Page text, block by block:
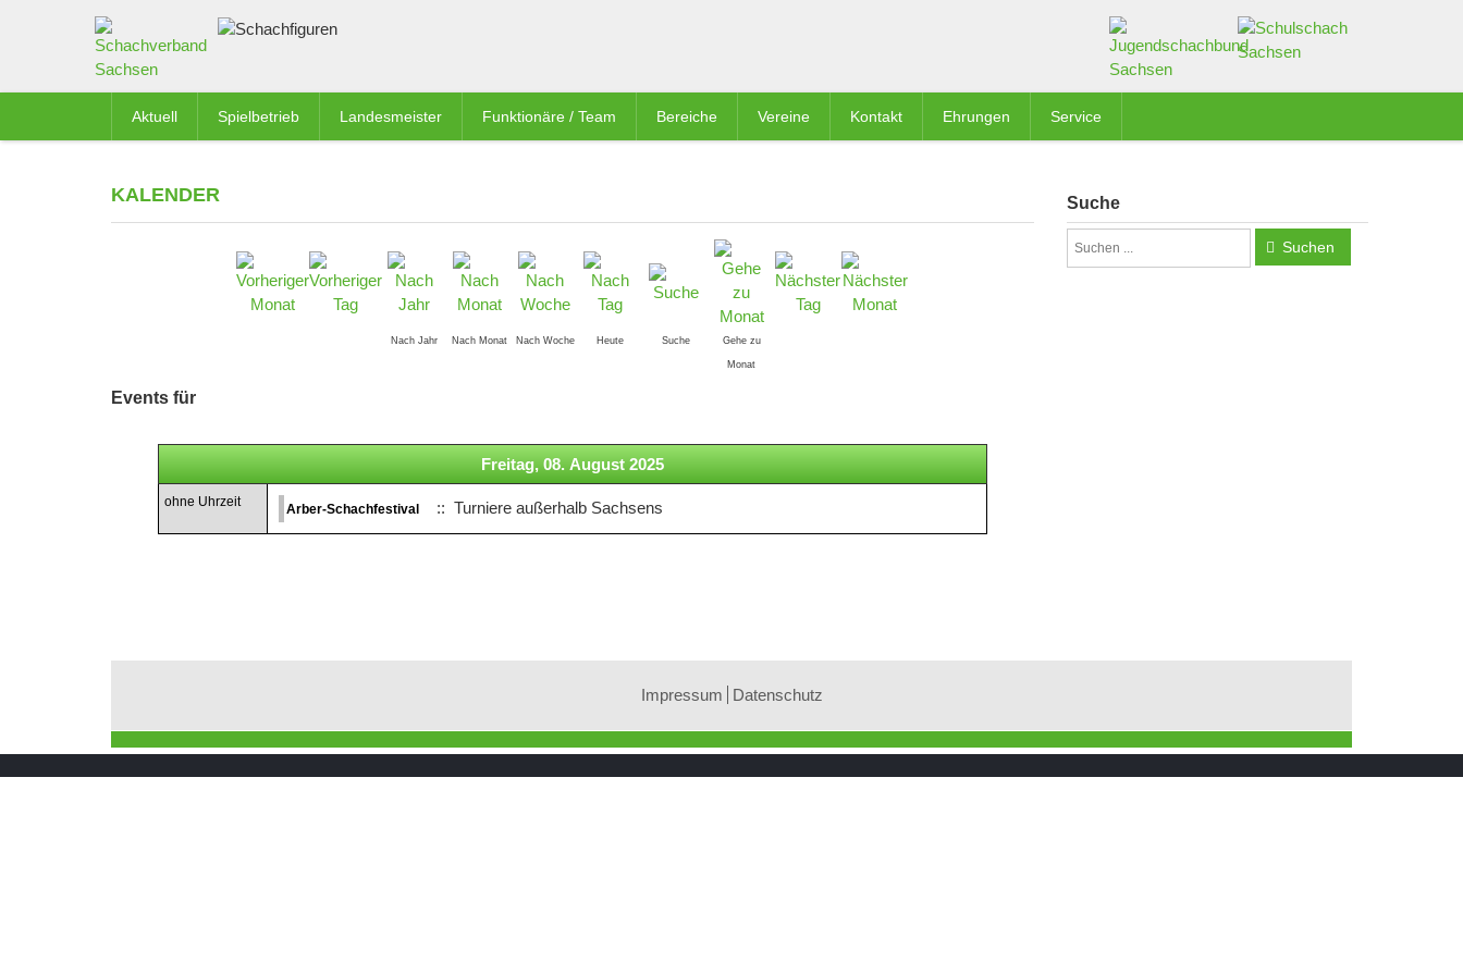
Aktuell Spielbetrieb Landesmeister Funktionäre / Team Bereiche Vereine Kontakt Ehrungen Service
KALENDER
Nach Jahr Nach Monat Nach Woche Heute Suche Gehe zu
Monat
Events für
Freitag, 08. August 2025
ohne Uhrzeit Arber-Schachfestival :: Turniere außerhalb Sachsens
Suche
Suchen
Impressum Datenschutz